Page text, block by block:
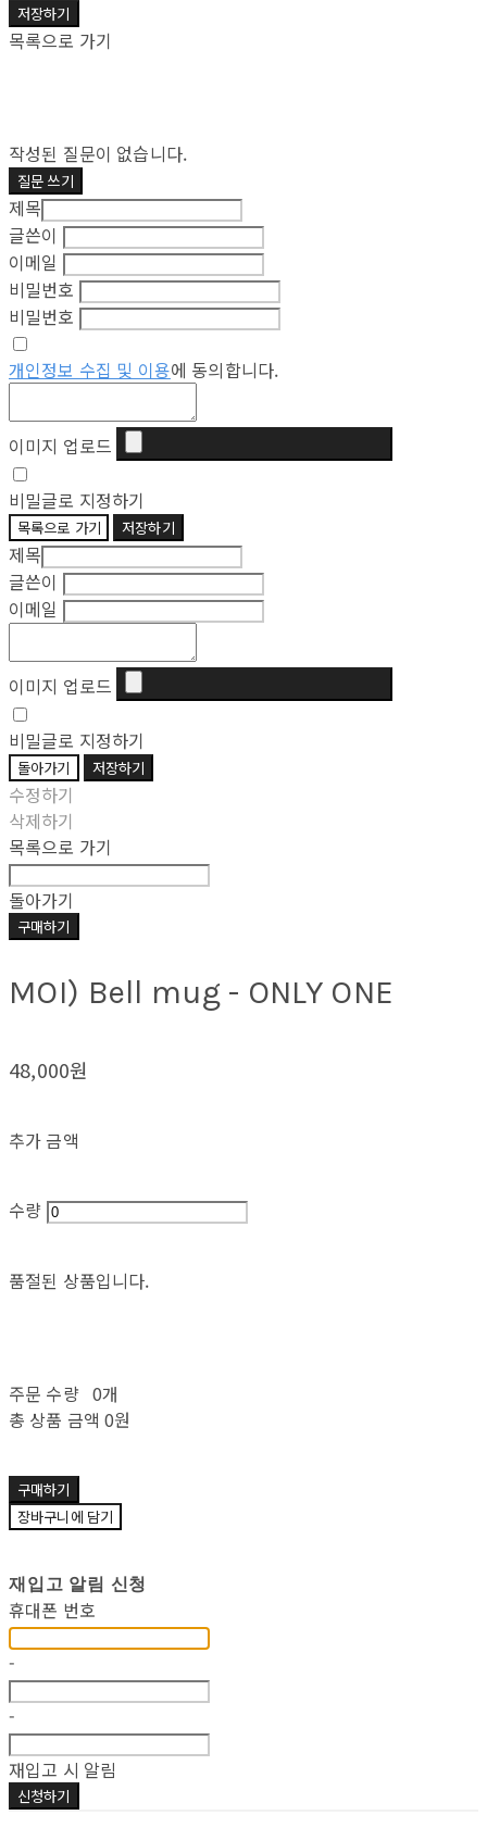
저장하기
목록으로 가기
작성된 질문이 없습니다.
질문 쓰기
제목
글쓴이
이메일
비밀번호
비밀번호
개인정보 수집 및 이용에 동의합니다.
이미지 업로드
비밀글로 지정하기
목록으로 가기 저장하기
제목
글쓴이
이메일
이미지 업로드
비밀글로 지정하기
돌아가기 저장하기
수정하기
삭제하기
목록으로 가기
돌아가기
구매하기
MOI) Bell mug - ONLY ONE
48,000원
추가 금액
수량
품절된 상품입니다.
주문 수량 0개
총 상품 금액 0원
구매하기
장바구니에 담기
재입고 알림 신청
휴대폰 번호
-
-
재입고 시 알림
신청하기